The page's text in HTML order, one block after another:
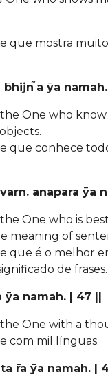
que mostra
̄bhijn ̃a ̄ya
One who know
que conhece
anapara ̄ya
One who is
meaning of
que é o melhor
de frases.
̄ya namah. | 47 ||
One with a
com mil línguas.
̄ra ̄ya namah. |